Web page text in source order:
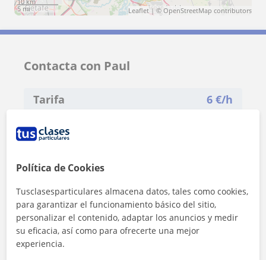
5 mi
Leaflet| © OpenStreetMap contributors
Contacta con Paul
Tarifa 6 €/h
1ª clase gratis
Política de Cookies
Tusclasesparticulares almacena datos, tales como cookies,
para garantizar el funcionamiento básico del sitio,
personalizar el contenido, adaptar los anuncios y medir
su eficacia, así como para ofrecerte una mejor
experiencia.